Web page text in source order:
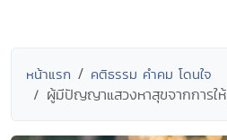
หน้าแรก คติธรรม คำคม โดนใจ
ผู้มีปัญญาแสวงหาสุขจากการให้